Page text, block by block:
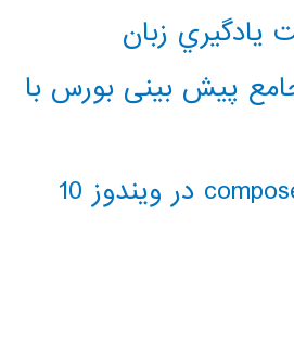
زبان
پیش بینی بورس با